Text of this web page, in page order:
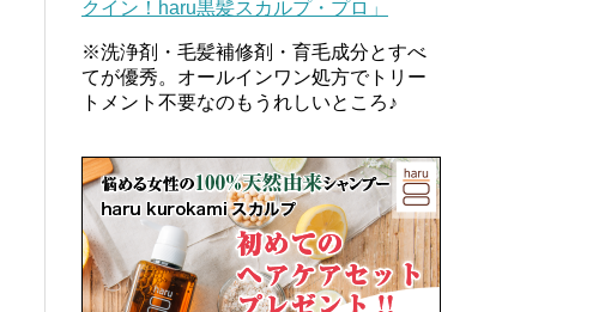
クイン！haru黒髪スカルプ・プロ」
※洗浄剤・毛髪補修剤・育毛成分とすべ
てが優秀。オールインワン処方でトリー
トメント不要なのもうれしいところ♪